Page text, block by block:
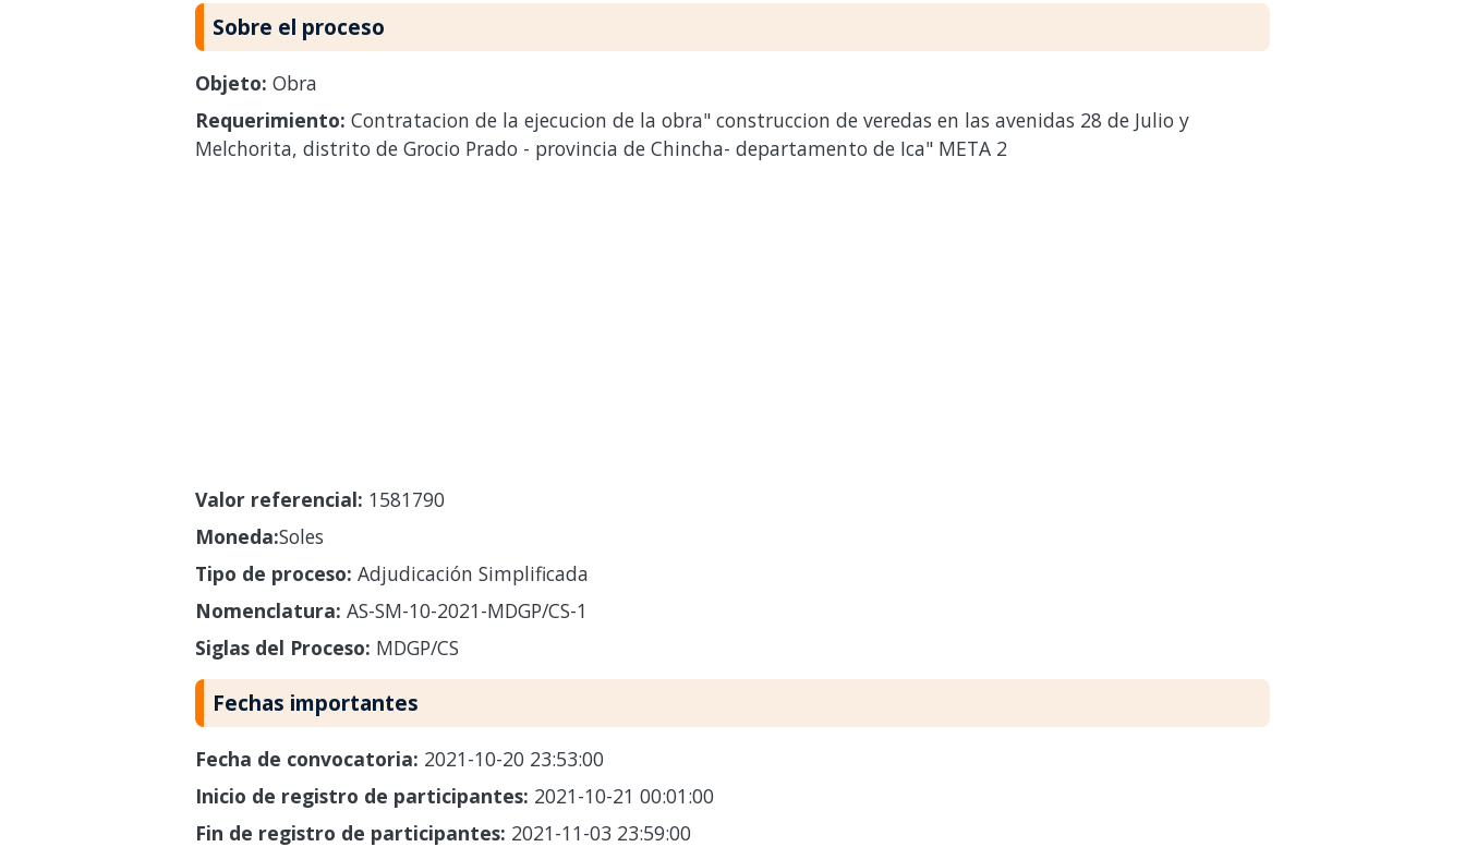
Sobre el proceso
Objeto: Obra
Requerimiento: Contratacion de la ejecucion de la obra" construccion de veredas en las avenidas 28 de Julio y
Melchorita, distrito de Grocio Prado - provincia de Chincha- departamento de Ica" META 2
Valor referencial: 1581790
Moneda:Soles
Tipo de proceso: Adjudicación Simplificada
Nomenclatura: AS-SM-10-2021-MDGP/CS-1
Siglas del Proceso: MDGP/CS
Fechas importantes
Fecha de convocatoria: 2021-10-20 23:53:00
Inicio de registro de participantes: 2021-10-21 00:01:00
Fin de registro de participantes: 2021-11-03 23:59:00